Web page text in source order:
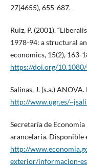
27(4655), 655-687.
Ruiz, P. (2001).
1978-94: a structural
economics, 15(2), 163-
https://doi.org/
Salinas, J. (s.a.)
http://www.ugr.es/
Secretaría de
arancelaria. Disponible
http://
exterior/informacion-